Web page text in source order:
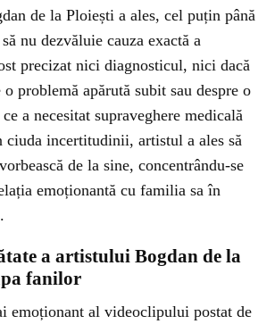
de la Ploiești a ales, cel puțin până
nu dezvăluie cauza exactă a
precizat nici diagnosticul, nici dacă
o problemă apărută subit sau despre o
a necesitat supraveghere medicală
ciuda incertitudinii, artistul a ales să
de la sine, concentrându-se
emoționantă cu familia sa în
a artistului Bogdan de la
fanilor
emoționant al videoclipului postat de